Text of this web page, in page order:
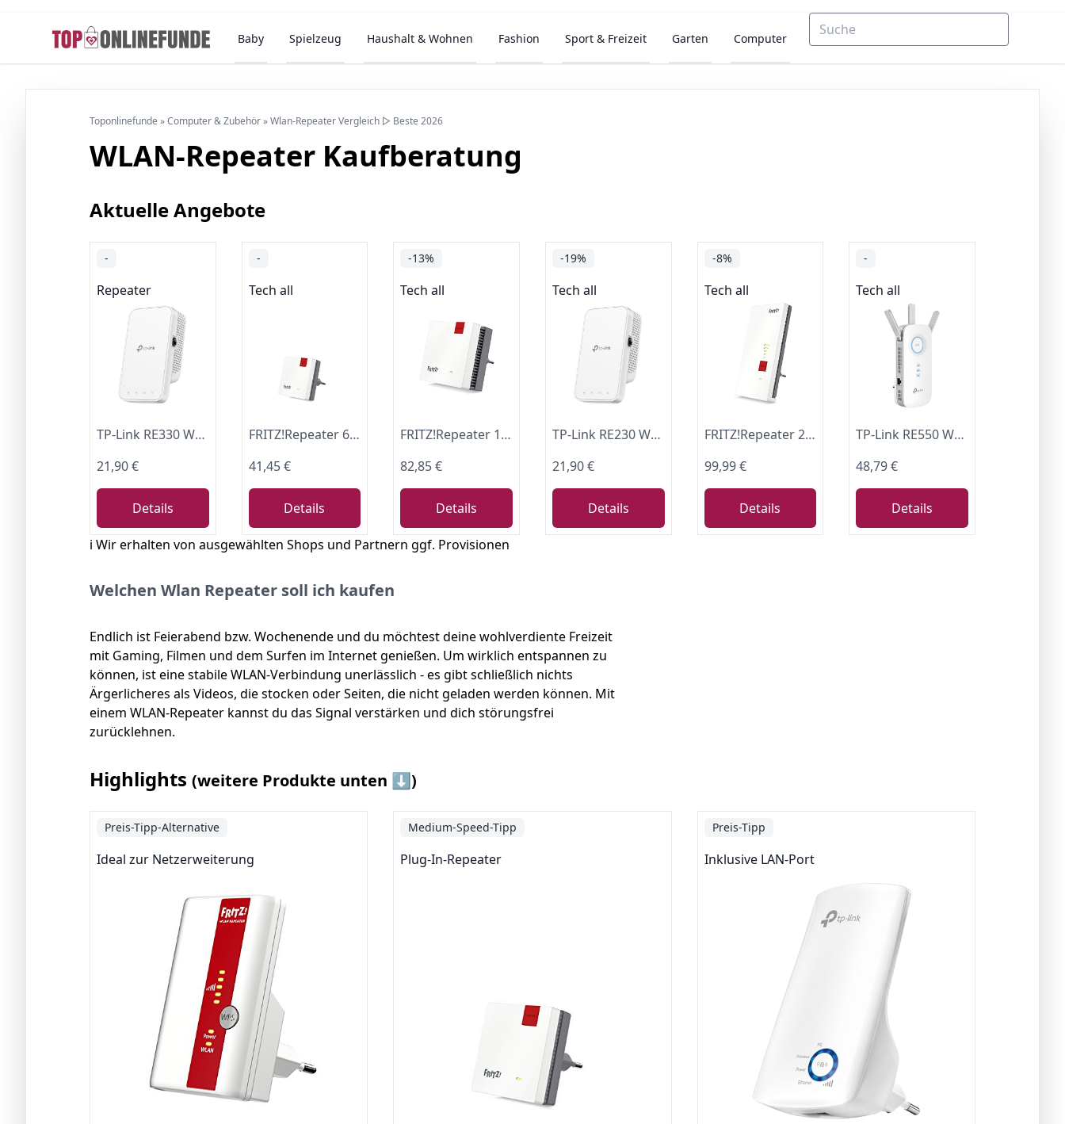
Baby Spielzeug Haushalt & Wohnen Fashion Sport & Freizeit Garten Computer
Toponlinefunde »Computer & Zubehör»Wlan-Repeater Vergleich ▷ Beste 2026
WLAN-Repeater Kaufberatung
Aktuelle Angebote
-
Repeater
TP-Link RE330 WLAN Verstärker Repeater 𝐀𝐂𝟏𝟐𝟎𝟎 (867MBit/s 5GHz + 300MBit/s 2,4GHz, WLAN Verstärker, App Steuerung, Signalstärkeanzeige, kompatibel zu Allen WLAN Geräten, AP Modus)
21,90 €
Details
-
Tech all
FRITZ!Repeater 600 | WLAN Mesh Erweiterung | Wi-Fi 4 bis zu 600 MBit/s
41,45 €
Details
-13%
Tech all
FRITZ!Repeater 1200 AX | WLAN Mesh Erweiterung | Wi-Fi 6 bis zu 3 GBit/s
82,85 €
Details
-19%
Tech all
TP-Link RE230 WLAN Verstärker Repeater AC750 (433MBit/s 5GHz + 300MBit/s 2,4GHz, WLAN Verstärker, App Steuerung, Signalstärkeanzeige, kompatibel zu Allen WLAN Router, AP Modus) weiß
21,90 €
Details
-8%
Tech all
FRITZ!Repeater 2400 | WLAN Mesh Erweiterung | Wi-Fi 5 bis zu 2,3 GBit/s
99,99 €
Details
-
Tech all
TP-Link RE550 WLAN Verstärker Repeater AC1900 (Dual-WLAN AC + N, 1300MBit/s 5GHz + 600MBit/s 2,4GHz, WLAN Verstärker, App Steuerung, maximale Abdeckung, kompatibel zu Allen WLAN Routern) weiß
48,79 €
Details
ℹ️ Wir erhalten von ausgewählten Shops und Partnern ggf. Provisionen
Welchen Wlan Repeater soll ich kaufen
Endlich ist Feierabend bzw. Wochenende und du möchtest deine wohlverdiente Freizeit
mit Gaming, Filmen und dem Surfen im Internet genießen. Um wirklich entspannen zu
können, ist eine stabile WLAN-Verbindung unerlässlich - es gibt schließlich nichts
Ärgerlicheres als Videos, die stocken oder Seiten, die nicht geladen werden können. Mit
einem WLAN-Repeater kannst du das Signal verstärken und dich störungsfrei
zurücklehnen.
Highlights (weitere Produkte unten ⬇️)
Preis-Tipp-Alternative
Ideal zur Netzerweiterung
Medium-Speed-Tipp
Plug-In-Repeater
Preis-Tipp
Inklusive LAN-Port